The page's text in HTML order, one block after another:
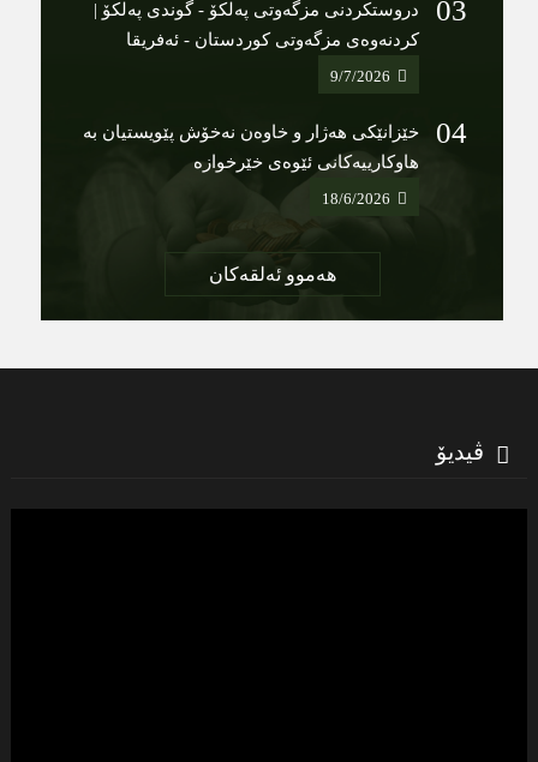
دروستکردنی مزگەوتی پەلکۆ - گوندی پەلکۆ |
کردنەوەی مزگەوتی کوردستان - ئەفریقا
9/7/2026
خێزانێکی هەژار و خاوەن نەخۆش پێویستیان بە
هاوکارییەکانی ئێوەی خێرخوازە
18/6/2026
هەموو ئەلقەکان
ڤیدیۆ